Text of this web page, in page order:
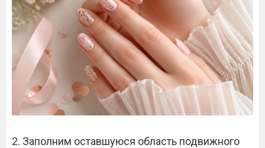
2. Заполним оставшуюся область подвижного